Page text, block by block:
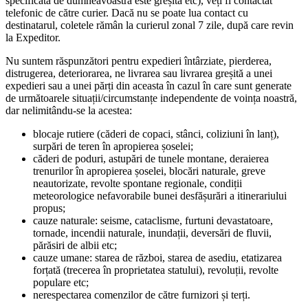
telefonic de către curier. Dacă nu se poate lua contact cu
destinatarul, coletele rămân la curierul zonal 7 zile, după care revin
la Expeditor.
Nu suntem răspunzători pentru expedieri întârziate, pierderea,
distrugerea, deteriorarea, ne livrarea sau livrarea greșită a unei
expedieri sau a unei părți din aceasta în cazul în care sunt generate
de următoarele situații/circumstanțe independente de voința noastră,
dar nelimitându-se la acestea:
blocaje rutiere (căderi de copaci, stânci, coliziuni în lanț),
surpări de teren în apropierea șoselei;
căderi de poduri, astupări de tunele montane, deraierea
trenurilor în apropierea șoselei, blocări naturale, greve
neautorizate, revolte spontane regionale, condiții
meteorologice nefavorabile bunei desfășurări a itinerariului
propus;
cauze naturale: seisme, cataclisme, furtuni devastatoare,
tornade, incendii naturale, inundații, deversări de fluvii,
părăsiri de albii etc;
cauze umane: starea de război, starea de asediu, etatizarea
forțată (trecerea în proprietatea statului), revoluții, revolte
populare etc;
nerespectarea comenzilor de către furnizori și terți.